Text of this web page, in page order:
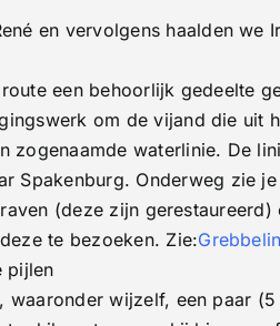
en vervolgens haalden we
een behoorlijk gedeelte
om de vijand die uit
zogenaamde waterlinie. De
Spakenburg. Onderweg zie
(deze zijn gerestaureerd)
te bezoeken. Zie:
pijlen
waaronder wijzelf, een paar